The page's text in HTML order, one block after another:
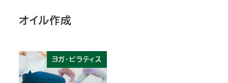
オイル作成
ヨガ・ピラティス